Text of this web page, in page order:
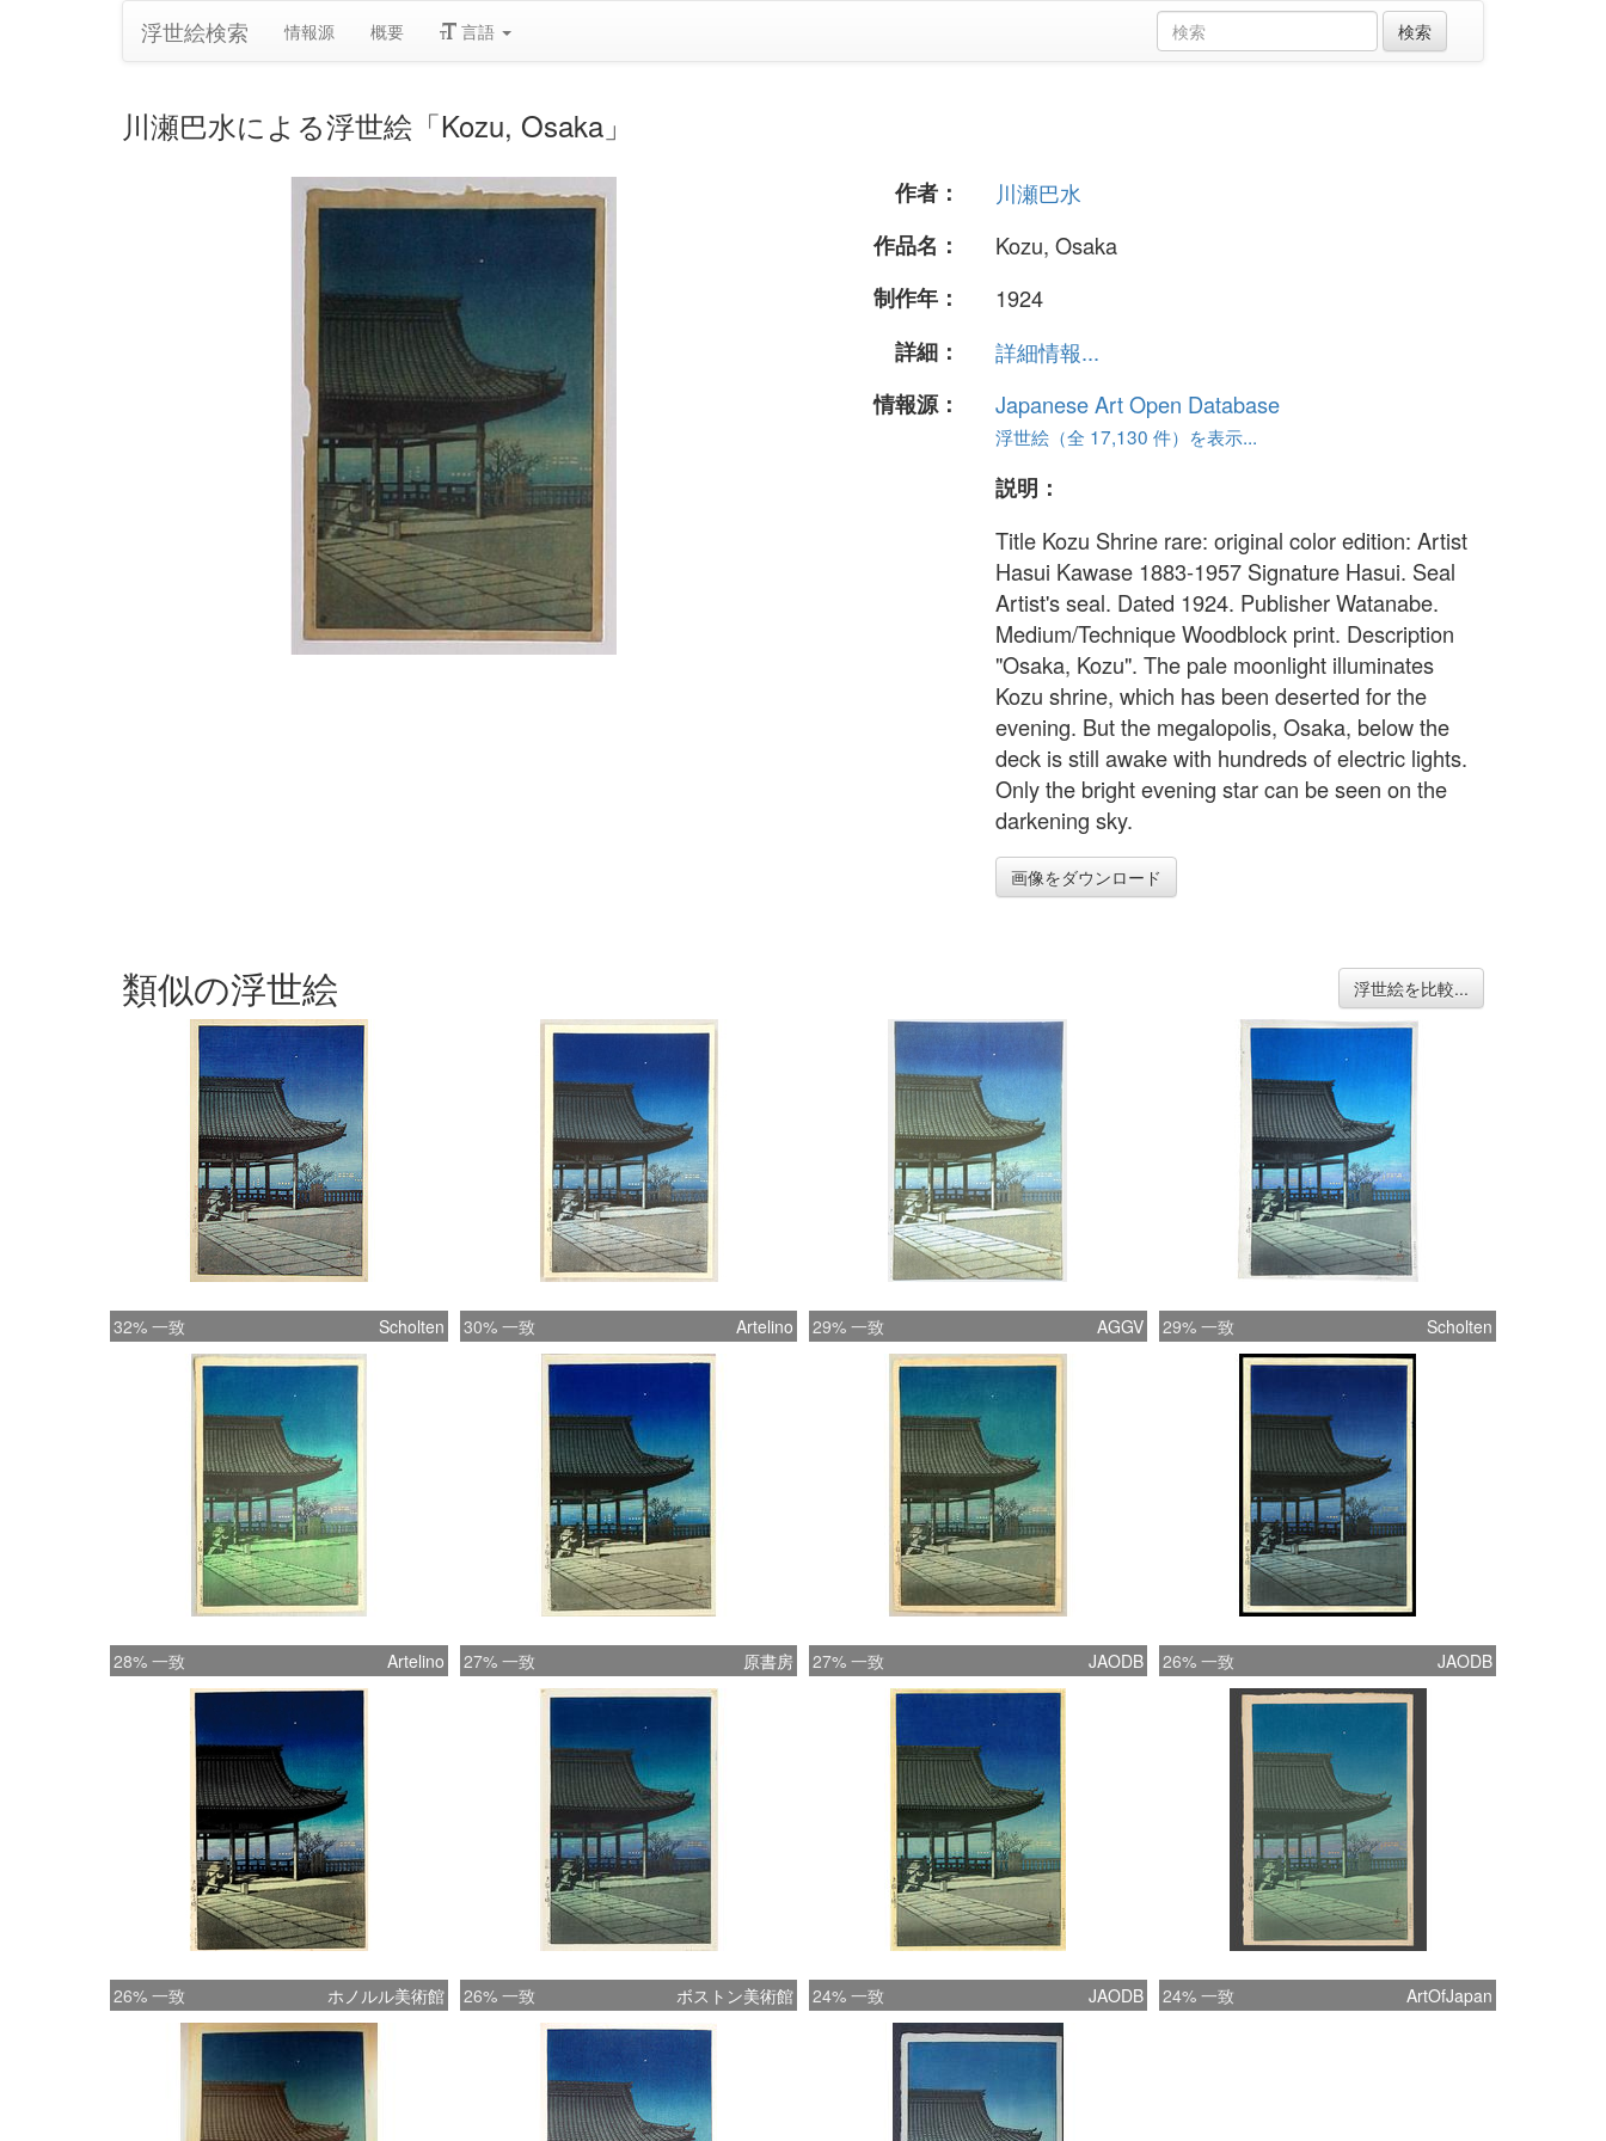
浮世絵検索 情報源 概要 言語
川瀬巴水による浮世絵「Kozu, Osaka」
作者：
川瀬巴水
作品名：
Kozu, Osaka
制作年：
1924
詳細：
詳細情報...
情報源：
Japanese Art Open Database
浮世絵（全 17,130 件）を表示...
説明：
Title Kozu Shrine rare: original color edition: Artist
Hasui Kawase 1883-1957 Signature Hasui. Seal
Artist's seal. Dated 1924. Publisher Watanabe.
Medium/Technique Woodblock print. Description
"Osaka, Kozu". The pale moonlight illuminates
Kozu shrine, which has been deserted for the
evening. But the megalopolis, Osaka, below the
deck is still awake with hundreds of electric lights.
Only the bright evening star can be seen on the
darkening sky.
画像をダウンロード
類似の浮世絵 浮世絵を比較...
32% 一致 Scholten 30% 一致 Artelino 29% 一致 AGGV 29% 一致 Scholten
28% 一致 Artelino 27% 一致 原書房 27% 一致 JAODB 26% 一致 JAODB
26% 一致 ホノルル美術館 26% 一致 ボストン美術館 24% 一致 JAODB 24% 一致 ArtOfJapan